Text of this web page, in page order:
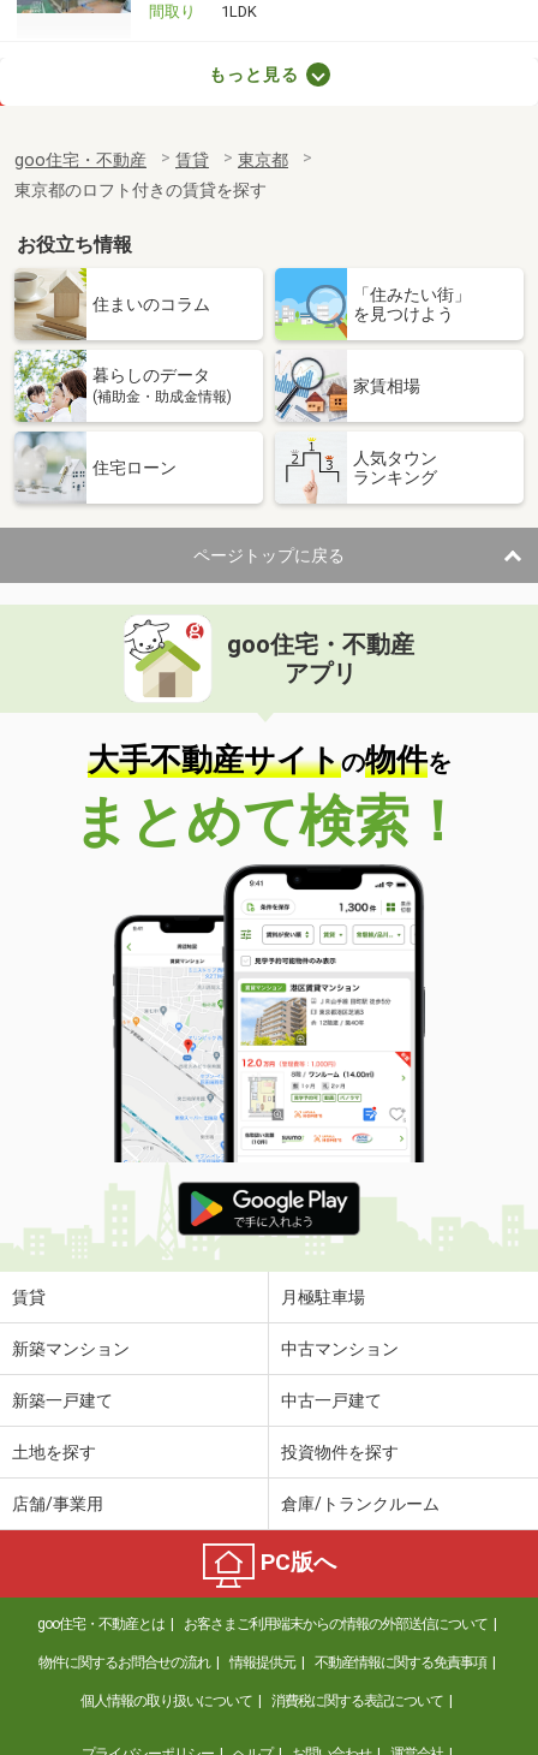
間取り
1LDK
東京都新宿区四谷三栄町
専有面積
30.16m²
間取り
1LDK
東京都港区虎ノ門３
価 格
東京都港区虎ノ門３
専有面積 25.95m²
間取り
東京都墨田区東向島６
住 所
東京都墨田区東向島６
専有面積 26.88m²
間取り
1K
東京都新宿区四谷４
価 格
住 所
東京都新宿区四谷４
専有面積 35.26m²
間取り
1DK
東京都渋谷区幡ヶ谷１
価 格
14.80万円
東京都渋谷区幡ヶ谷１
41.03m²
間取り
1LDK
東京都江戸川区平井６丁目
価 格
6.60万円
住 所
東京都江戸川区平井６丁目
専有面積 11m²
間取り
ワンルーム
東京都台東区清川２丁目
価 格
17.50万円
住 所
東京都台東区清川２丁目
専有面積
東京都品川区中延５丁目
11.80万円
東京都台東区日本堤１丁目
9.70万円
住 所
東京都台東区日本堤１丁目
専有面積 25.64m²
間取り
1K
東京都渋谷区東３丁目
もっと見る
goo住宅・不動産 賃貸
東京都
東京都のロフト付きの賃貸を探す
お役立ち情報
住まいのコラム
「住みたい街」
を見つけよう
暮らしのデータ
(補助金・助成金情報)
家賃相場
住宅ローン
人気タウン
ランキング
ページトップに戻る
goo住宅・不動産
アプリ
大手不動産サイトの物件を
まとめて検索！
賃貸 月極駐車場
新築マンション 中古マンション
新築一戸建て 中古一戸建て
土地を探す 投資物件を探す
店舗/事業用 倉庫/トランクルーム
PC版へ
goo住宅・不動産とは お客さまご利用端末からの情報の外部送信について
物件に関するお問合せの流れ 情報提供元 不動産情報に関する免責事項
個人情報の取り扱いについて 消費税に関する表記について